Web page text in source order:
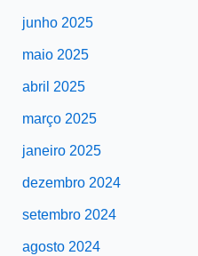
junho 2025
maio 2025
abril 2025
março 2025
janeiro 2025
dezembro 2024
setembro 2024
agosto 2024